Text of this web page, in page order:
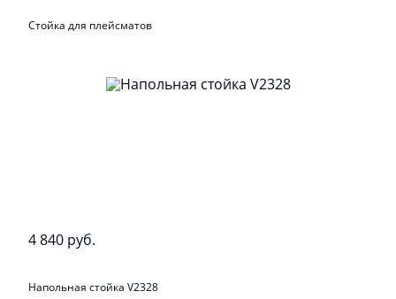
Стойка для плейсматов
4 840 руб.
Напольная стойка V2328